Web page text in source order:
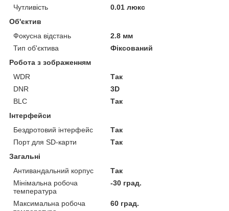
Чутливість
0.01 люкс
Об'єктив
Фокусна відстань
2.8 мм
Тип об'єктива
Фіксований
Робота з зображенням
WDR
Так
DNR
3D
BLC
Так
Інтерфейси
Бездротовий інтерфейс
Так
Порт для SD-карти
Так
Загальні
Антивандальний корпус
Так
Мінімальна робоча
температура
-30 град.
Максимальна робоча
60 град.